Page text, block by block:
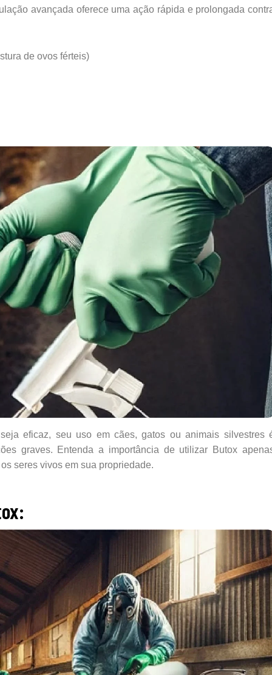
avançada oferece uma ação rápida e prolongada
de ovos férteis)
eficaz, seu uso em cães, gatos ou animais silvestres
graves. Entenda a importância de utilizar Butox
seres vivos em sua propriedade.